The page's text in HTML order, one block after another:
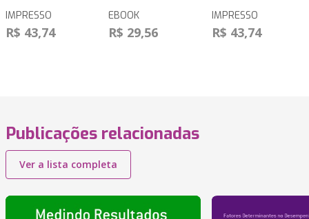
IMPRESSO
R$ 43,74
EBOOK
R$ 29,56
IMPRESSO
R$ 43,74
Publicações relacionadas
Ver a lista completa